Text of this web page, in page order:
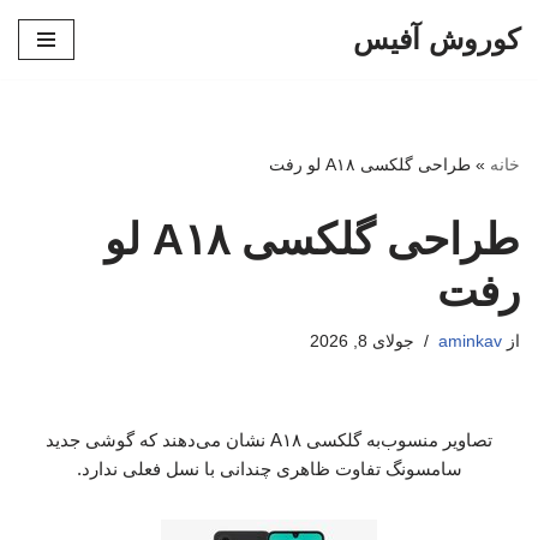
کوروش آفیس
خانه » طراحی گلکسی A۱۸ لو رفت
طراحی گلکسی A۱۸ لو
رفت
از aminkav جولای 8, 2026
تصاویر منسوب‌به گلکسی A۱۸ نشان می‌دهند که گوشی جدید
سامسونگ تفاوت ظاهری چندانی با نسل فعلی ندارد.